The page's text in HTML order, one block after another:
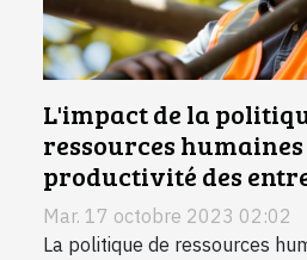
L'impact de la
ressources
productivité des
Mar. 17 octobre 2023 02:02
La politique de ressources